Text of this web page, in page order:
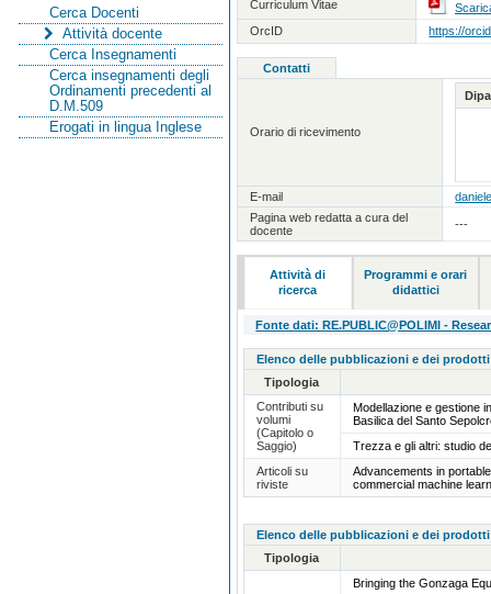
Cerca Docenti
Attività docente
Cerca Insegnamenti
Cerca insegnamenti degli
Ordinamenti precedenti al
D.M.509
Erogati in lingua Inglese
Curriculum Vitae
OrcID
https://
Contatti
Orario di ricevimento
E-mail
Pagina web redatta a cura del
docente
---
Attività di
ricerca
Programmi e orari
didattici
Fonte dati: RE.PUBLIC@POLIMI -
Elenco delle pubblicazioni e dei
Tipologia
Contributi su
volumi
(Capitolo o
Saggio)
Modellazione e gestione
Basilica del Santo
Trezza e gli altri: studio
Articoli su
riviste
Advancements in
commercial machine
Elenco delle pubblicazioni e dei
Tipologia
Bringing the Gonzaga